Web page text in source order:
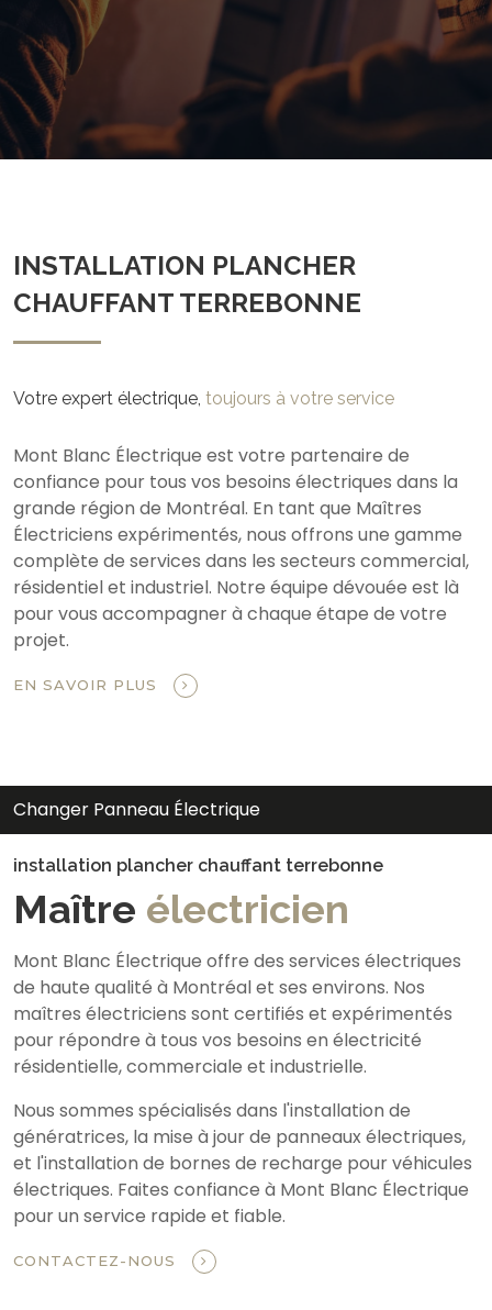
INSTALLATION PLANCHER
CHAUFFANT TERREBONNE
Votre expert électrique, toujours à votre service
Mont Blanc Électrique est votre partenaire de
confiance pour tous vos besoins électriques dans la
grande région de Montréal. En tant que Maîtres
Électriciens expérimentés, nous offrons une gamme
complète de services dans les secteurs commercial,
résidentiel et industriel. Notre équipe dévouée est là
pour vous accompagner à chaque étape de votre
projet.
EN SAVOIR PLUS
Changer Panneau Électrique
installation plancher chauffant terrebonne
Maître électricien
Mont Blanc Électrique offre des services électriques
de haute qualité à Montréal et ses environs. Nos
maîtres électriciens sont certifiés et expérimentés
pour répondre à tous vos besoins en électricité
résidentielle, commerciale et industrielle.
Nous sommes spécialisés dans l'installation de
génératrices, la mise à jour de panneaux électriques,
et l'installation de bornes de recharge pour véhicules
électriques. Faites confiance à Mont Blanc Électrique
pour un service rapide et fiable.
CONTACTEZ-NOUS